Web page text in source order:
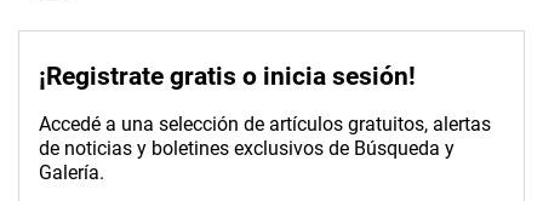
¡Registrate gratis o inicia sesión!
Accedé a una selección de artículos gratuitos, alertas
de noticias y boletines exclusivos de Búsqueda y
Galería.